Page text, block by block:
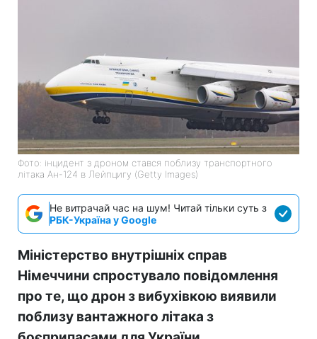
Фото: інцидент з дроном стався поблизу транспортного
літака Ан-124 в Лейпцигу (Getty Images)
Не витрачай час на шум! Читай тільки суть з
РБК-Україна у Google
Міністерство внутрішніх справ
Німеччини спростувало повідомлення
про те, що дрон з вибухівкою виявили
поблизу вантажного літака з